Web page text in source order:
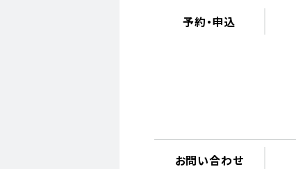
予約・申込
お問い合わせ